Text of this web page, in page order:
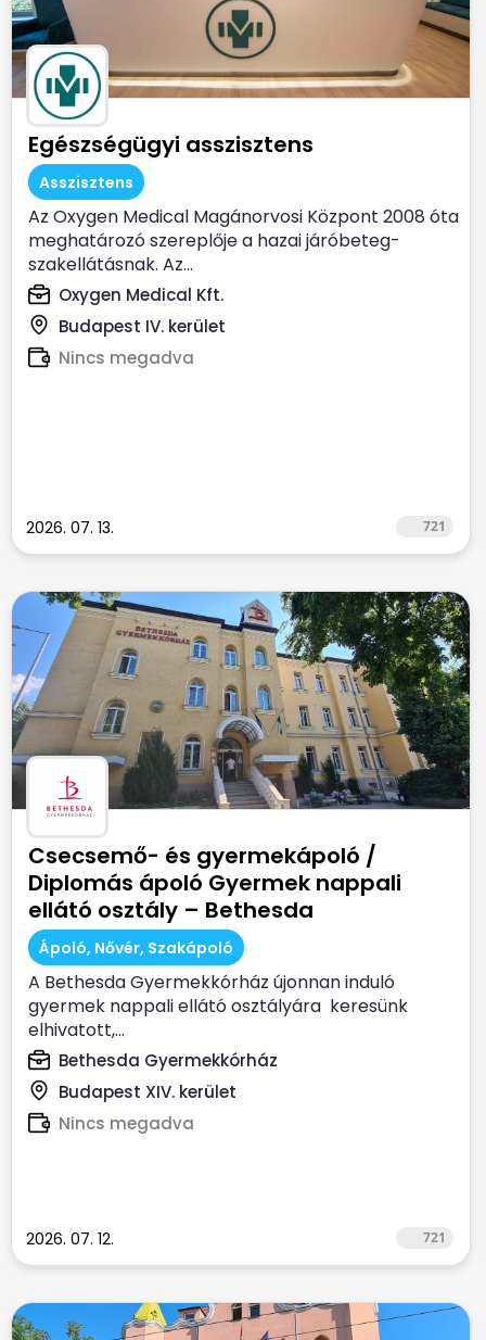
Egészségügyi asszisztens
Asszisztens
Az Oxygen Medical Magánorvosi Központ 2008 óta
meghatározó szereplője a hazai járóbeteg-
szakellátásnak. Az...
Oxygen Medical Kft.
Budapest IV. kerület
Nincs megadva
2026. 07. 13. 721
Csecsemő- és gyermekápoló /
Diplomás ápoló Gyermek nappali
ellátó osztály – Bethesda
Gyermekkórház
Ápoló, Nővér, Szakápoló
A Bethesda Gyermekkórház újonnan induló
gyermek nappali ellátó osztályára keresünk
elhivatott,...
Bethesda Gyermekkórház
Budapest XIV. kerület
Nincs megadva
2026. 07. 12. 721